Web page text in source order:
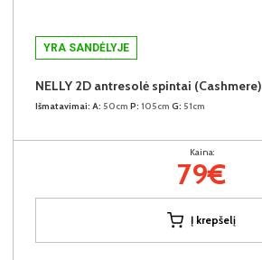
YRA SANDĖLYJE
NELLY 2D antresolė spintai (Cashmere)
Išmatavimai: A: 50cm P: 105cm G: 51cm
Kaina:
79€
Į krepšelį